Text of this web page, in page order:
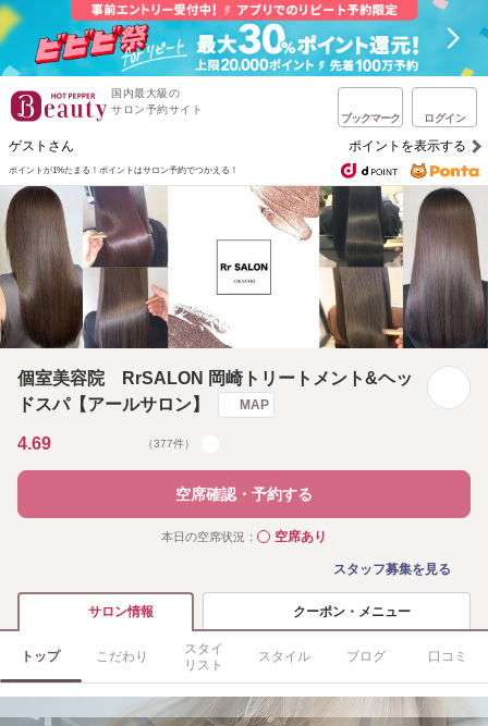
国内最大級の
サロン予約サイト
ブックマーク ログイン
ゲストさん ポイントを表示する
ポイントが1%たまる！ ポイントはサロン予約でつかえる！
個室美容院 RrSALON 岡崎トリートメント&ヘッ
ドスパ【アールサロン】
MAP
4.69 （377件）
空席確認・予約する
本日の空席状況： ◯空席あり
スタッフ募集を見る
サロン情報 クーポン・メニュー
トップ こだわり
スタイ
リスト
スタイル ブログ 口コミ